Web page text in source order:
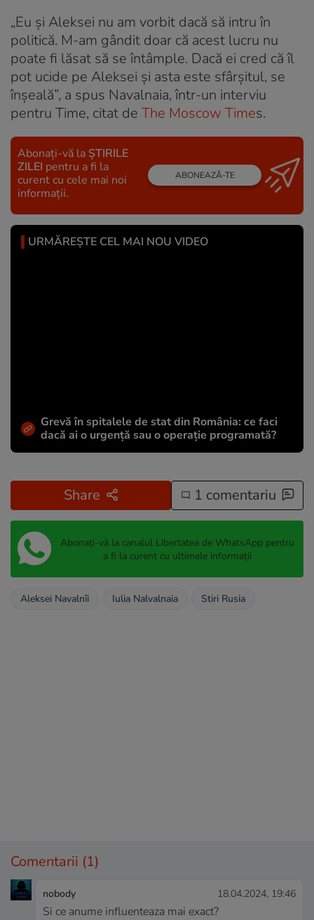
„Eu și Aleksei nu am vorbit dacă să intru în
politică. M-am gândit doar că acest lucru nu
poate fi lăsat să se întâmple. Dacă ei cred că îl
pot ucide pe Aleksei și asta este sfârșitul, se
înșeală”, a spus Navalnaia, într-un interviu
pentru Time, citat de The Moscow Times.
Abonați-vă la ȘTIRILE
ZILEI pentru a fi la
curent cu cele mai noi
informații.
ABONEAZĂ-TE
URMĂREȘTE CEL MAI NOU VIDEO
Grevă în spitalele de stat din România: ce faci
dacă ai o urgență sau o operație programată?
Share 1 comentariu
Abonați-vă la canalul Libertatea de WhatsApp pentru
a fi la curent cu ultimele informații
Aleksei Navalnîi Iulia Nalvalnaia Stiri Rusia
Comentarii (1)
nobody 18.04.2024, 19:46
Si ce anume influenteaza mai exact?